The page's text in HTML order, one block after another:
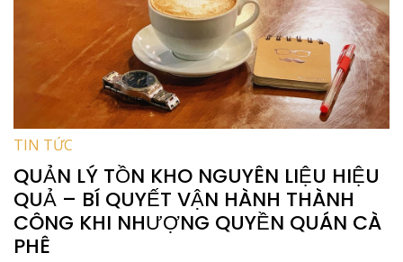
TIN TỨC
QUẢN LÝ TỒN KHO NGUYÊN LIỆU HIỆU
QUẢ – BÍ QUYẾT VẬN HÀNH THÀNH
CÔNG KHI NHƯỢNG QUYỀN QUÁN CÀ
PHÊ